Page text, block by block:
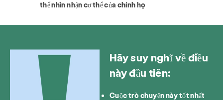
thể nhìn nhận cơ thể của chính họ
Hãy suy nghĩ về điều
này đầu tiên:
Cuộc trò chuyện này tốt nhất